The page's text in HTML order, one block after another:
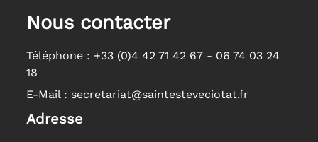
Nous contacter
Téléphone : +33 (0)4 42 71 42 67 - 06 74 03 24
18
E-Mail : secretariat@saintesteveciotat.fr
Adresse